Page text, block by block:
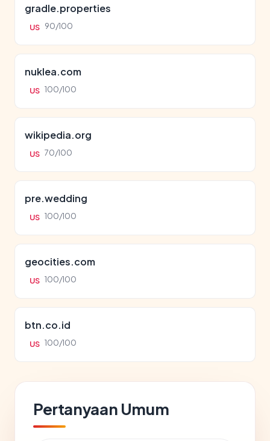
gradle.properties
US 90/100
nuklea.com
US 100/100
wikipedia.org
US 70/100
pre.wedding
US 100/100
geocities.com
US 100/100
btn.co.id
US 100/100
Pertanyaan Umum